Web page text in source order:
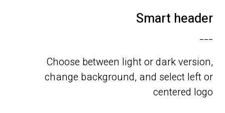
Smart header
___
Choose between light or dark version,
change background, and select left or
centered logo